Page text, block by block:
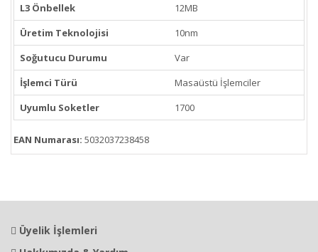
L3 Önbellek
12MB
Üretim Teknolojisi
10nm
Soğutucu Durumu
Var
İşlemci Türü
Masaüstü İşlemciler
Uyumlu Soketler
1700
EAN Numarası: 5032037238458
Üyelik İşlemleri